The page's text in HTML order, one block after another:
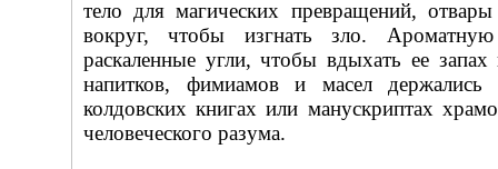
тело для магических превращений,
вокруг, чтобы изгнать зло.
раскаленные угли, чтобы вдыхать ее
напитков, фимиамов и масел
колдовских книгах или манускриптах
человеческого разума.